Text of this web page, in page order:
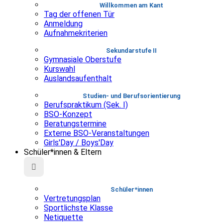
Willkommen am Kant
Tag der offenen Tür
Anmeldung
Aufnahmekriterien
Sekundarstufe II
Gymnasiale Oberstufe
Kurswahl
Auslandsaufenthalt
Studien- und Berufsorientierung
Berufspraktikum (Sek. I)
BSO-Konzept
Beratungstermine
Externe BSO-Veranstaltungen
Girls'Day / Boys'Day
Schüler*innen & Eltern
Schüler*innen
Vertretungsplan
Sportlichste Klasse
Netiquette